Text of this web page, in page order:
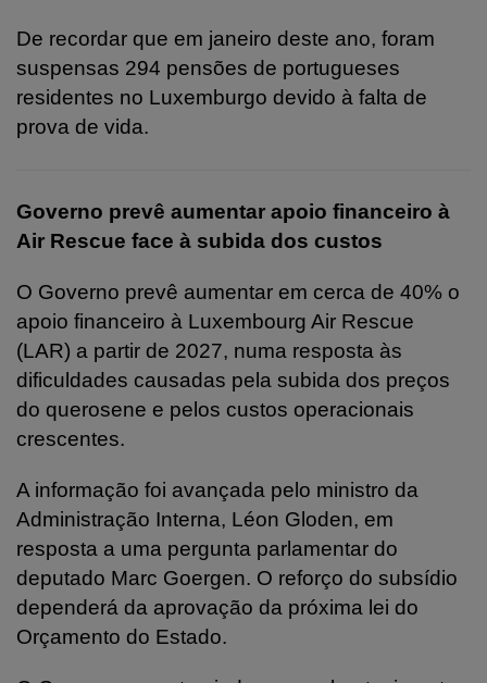
De recordar que em janeiro deste ano, foram
suspensas 294 pensões de portugueses
residentes no Luxemburgo devido à falta de
prova de vida.
Governo prevê aumentar apoio financeiro à
Air Rescue face à subida dos custos
O Governo prevê aumentar em cerca de 40% o
apoio financeiro à Luxembourg Air Rescue
(LAR) a partir de 2027, numa resposta às
dificuldades causadas pela subida dos preços
do querosene e pelos custos operacionais
crescentes.
A informação foi avançada pelo ministro da
Administração Interna, Léon Gloden, em
resposta a uma pergunta parlamentar do
deputado Marc Goergen. O reforço do subsídio
dependerá da aprovação da próxima lei do
Orçamento do Estado.